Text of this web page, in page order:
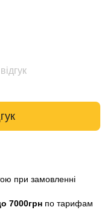
при замовленні
7000грн по тарифам